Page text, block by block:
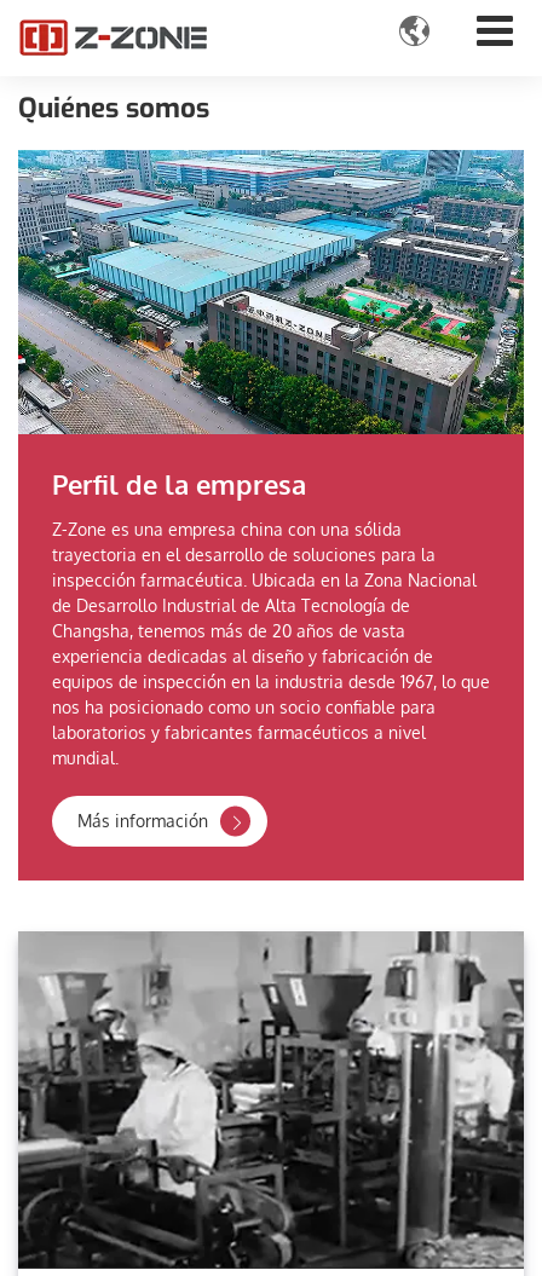

Quiénes somos
Perfil de la empresa
Z-Zone es una empresa china con una sólida
trayectoria en el desarrollo de soluciones para la
inspección farmacéutica. Ubicada en la Zona Nacional
de Desarrollo Industrial de Alta Tecnología de
Changsha, tenemos más de 20 años de vasta
experiencia dedicadas al diseño y fabricación de
equipos de inspección en la industria desde 1967, lo que
nos ha posicionado como un socio confiable para
laboratorios y fabricantes farmacéuticos a nivel
mundial.
Más información